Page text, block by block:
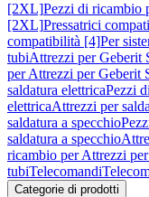
[2XL]Pezzi di ricambio
[2XL]Pressatrici
compatibilità [4]Per
tubiAttrezzi per Geberit
per Attrezzi per Geberit
saldatura elettricaPezzi
elettricaAttrezzi per
saldatura a specchio
saldatura a specchio
ricambio per Attrezzi
tubiTelecomandi
Categorie di prodotti